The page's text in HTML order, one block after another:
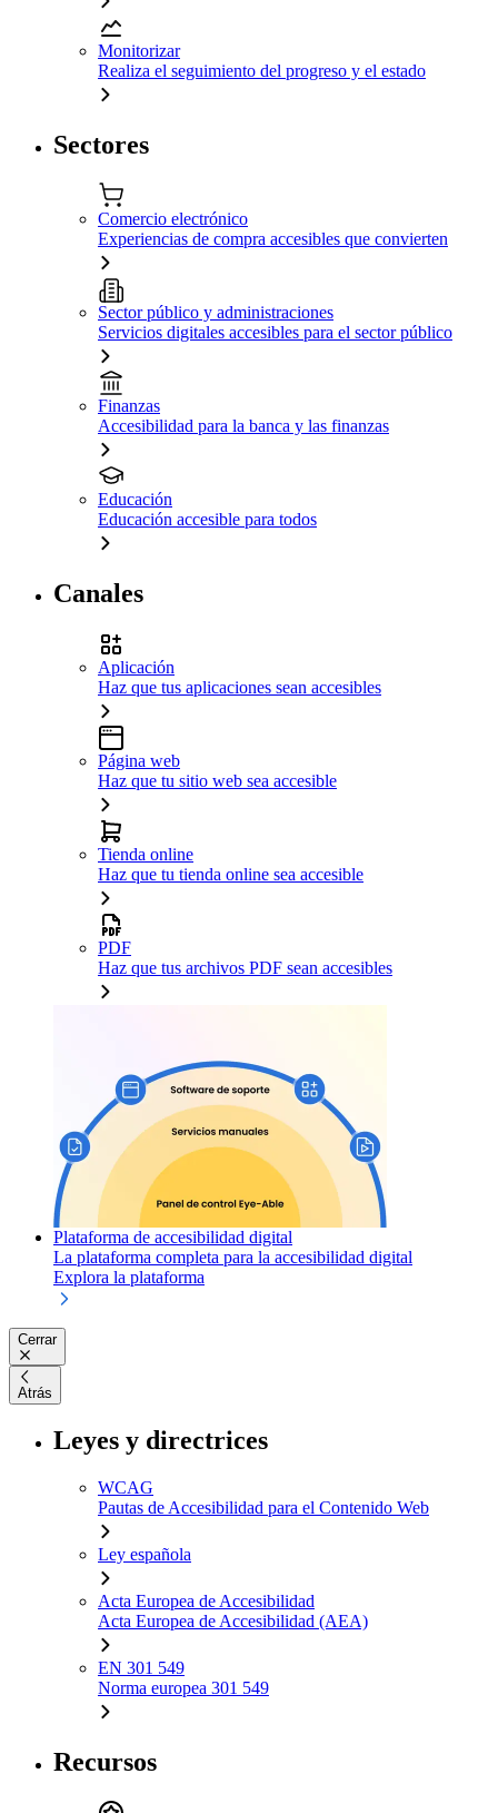
Monitorizar
Realiza el seguimiento del progreso y el estado
Sectores
Comercio electrónico
Experiencias de compra accesibles que convierten
Sector público y administraciones
Servicios digitales accesibles para el sector público
Finanzas
Accesibilidad para la banca y las finanzas
Educación
Educación accesible para todos
Canales
Aplicación
Haz que tus aplicaciones sean accesibles
Página web
Haz que tu sitio web sea accesible
Tienda online
Haz que tu tienda online sea accesible
PDF
Haz que tus archivos PDF sean accesibles
Plataforma de accesibilidad digital
La plataforma completa para la accesibilidad digital
Explora la plataforma
Cerrar
Atrás
Leyes y directrices
WCAG
Pautas de Accesibilidad para el Contenido Web
Ley española
Acta Europea de Accesibilidad
Acta Europea de Accesibilidad (AEA)
EN 301 549
Norma europea 301 549
Recursos